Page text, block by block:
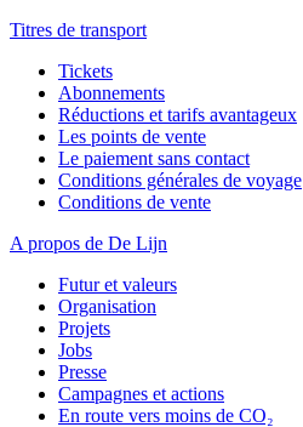
Titres de transport
Tickets
Abonnements
Réductions et tarifs avantageux
Les points de vente
Le paiement sans contact
Conditions générales de voyage
Conditions de vente
A propos de De Lijn
Futur et valeurs
Organisation
Projets
Jobs
Presse
Campagnes et actions
En route vers moins de CO₂